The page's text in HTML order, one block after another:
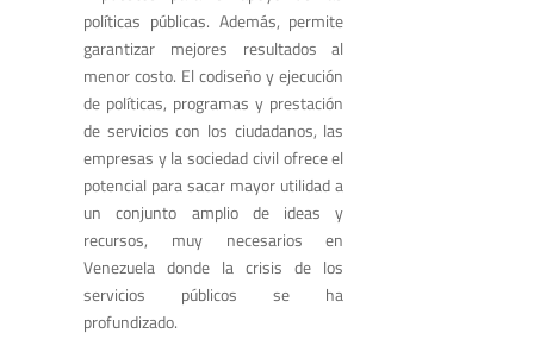
políticas públicas. Además, permite
garantizar mejores resultados al
menor costo. El codiseño y ejecución
de políticas, programas y prestación
de servicios con los ciudadanos, las
empresas y la sociedad civil ofrece el
potencial para sacar mayor utilidad a
un conjunto amplio de ideas y
recursos, muy necesarios en
Venezuela donde la crisis de los
servicios públicos se ha
profundizado.